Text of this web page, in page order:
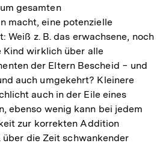
gesamten
macht, eine potenzielle
Weiß z. B. das erwachsene, noch
Kind wirklich über alle
der Eltern Bescheid − und
auch umgekehrt? Kleinere
auch in der Eile eines
ebenso wenig kann bei jedem
zur korrekten Addition
über die Zeit schwankender